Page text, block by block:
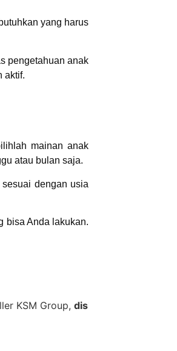
yang harus
pengetahuan anak
aktif.
mainan anak
atau bulan saja.
dengan usia
bisa Anda lakukan.
Group,diskon 35% + Cashback 10%,